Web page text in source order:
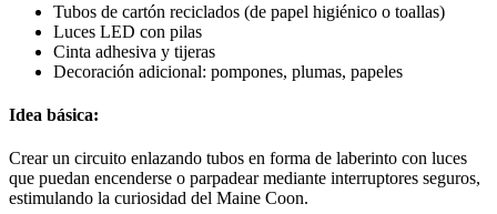
Tubos de cartón reciclados (de papel higiénico o toallas)
Luces LED con pilas
Cinta adhesiva y tijeras
Decoración adicional: pompones, plumas, papeles
Idea básica:
Crear un circuito enlazando tubos en forma de laberinto con luces
que puedan encenderse o parpadear mediante interruptores seguros,
estimulando la curiosidad del Maine Coon.